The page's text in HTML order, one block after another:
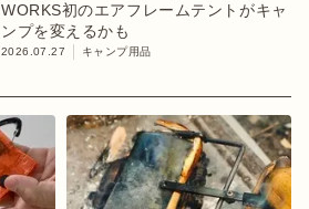
WORKS初のエアフレームテントがキャ
ンプを変えるかも
2026.07.27 キャンプ用品